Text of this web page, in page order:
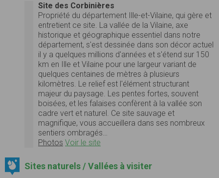
Site des Corbinières
Propriété du département Ille-et-Vilaine, qui gère et
entretient ce site. La vallée de la Vilaine, axe
historique et géographique essentiel dans notre
département, s'est dessinée dans son décor actuel
il y a quelques millions d'années et s'étend sur 150
km en Ille et Vilaine pour une largeur variant de
quelques centaines de mètres à plusieurs
kilomètres. Le relief est l'élément structurant
majeur du paysage. Les pentes fortes, souvent
boisées, et les falaises confèrent à la vallée son
cadre vert et naturel. Ce site sauvage et
magnifique, vous accueillera dans ses nombreux
sentiers ombragés…
Photos Voir le site
Sites naturels / Vallées à visiter